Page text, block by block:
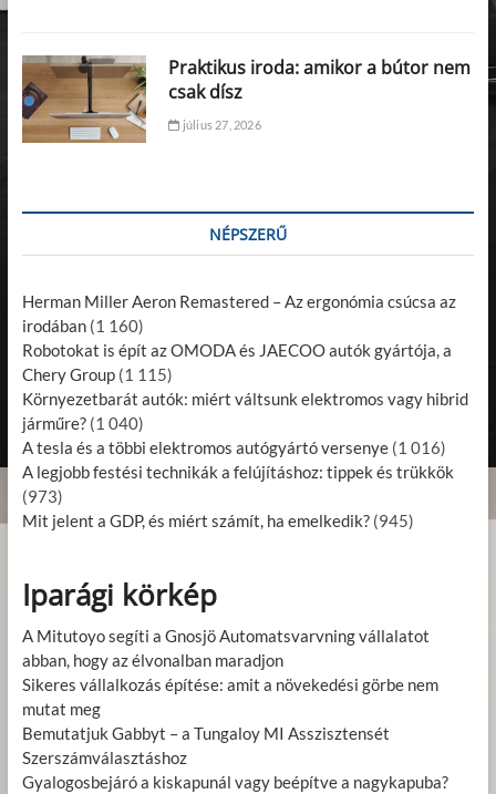
Praktikus iroda: amikor a bútor nem
csak dísz
július 27, 2026
NÉPSZERŰ
Herman Miller Aeron Remastered – Az ergonómia csúcsa az
irodában (1 160)
Robotokat is épít az OMODA és JAECOO autók gyártója, a
Chery Group (1 115)
Környezetbarát autók: miért váltsunk elektromos vagy hibrid
járműre? (1 040)
A tesla és a többi elektromos autógyártó versenye (1 016)
A legjobb festési technikák a felújításhoz: tippek és trükkök
(973)
Mit jelent a GDP, és miért számít, ha emelkedik? (945)
Iparági körkép
A Mitutoyo segíti a Gnosjö Automatsvarvning vállalatot
abban, hogy az élvonalban maradjon
Sikeres vállalkozás építése: amit a növekedési görbe nem
mutat meg
Bemutatjuk Gabbyt – a Tungaloy MI Asszisztensét
Szerszámválasztáshoz
Gyalogosbejáró a kiskapunál vagy beépítve a nagykapuba?